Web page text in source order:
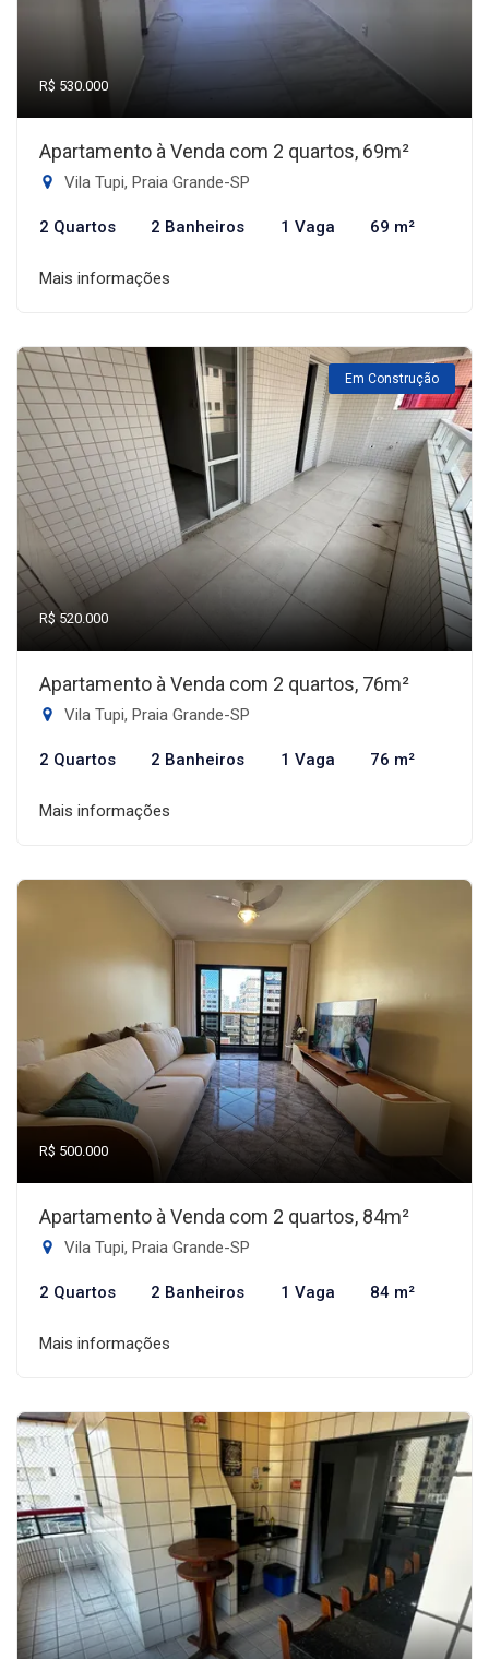
R$ 530.000
Apartamento à Venda com 2 quartos, 69m²
Vila Tupi, Praia Grande-SP
2 Quartos 2 Banheiros 1 Vaga 69 m²
Mais informações
Em Construção
R$ 520.000
Apartamento à Venda com 2 quartos, 76m²
Vila Tupi, Praia Grande-SP
2 Quartos 2 Banheiros 1 Vaga 76 m²
Mais informações
R$ 500.000
Apartamento à Venda com 2 quartos, 84m²
Vila Tupi, Praia Grande-SP
2 Quartos 2 Banheiros 1 Vaga 84 m²
Mais informações